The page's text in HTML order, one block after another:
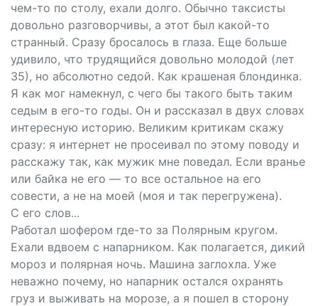
чем-то по столу, ехали долго. Обычно таксисты
довольно разговорчивы, а этот был какой-то
странный. Сразу бросалось в глаза. Еще больше
удивило, что трудящийся довольно молодой (лет
35), но абсолютно седой. Как крашеная блондинка.
Я как мог намекнул, с чего бы такого быть таким
седым в его-то годы. Он и рассказал в двух словах
интересную историю. Великим критикам скажу
сразу: я интернет не просеивал по этому поводу и
расскажу так, как мужик мне поведал. Если вранье
или байка не его — то все остальное на его
совести, а не на моей (моя и так перегружена).
С его слов...
Работал шофером где-то за Полярным кругом.
Ехали вдвоем с напарником. Как полагается, дикий
мороз и полярная ночь. Машина заглохла. Уже
неважно почему, но напарник остался охранять
груз и выживать на морозе, а я пошел в сторону